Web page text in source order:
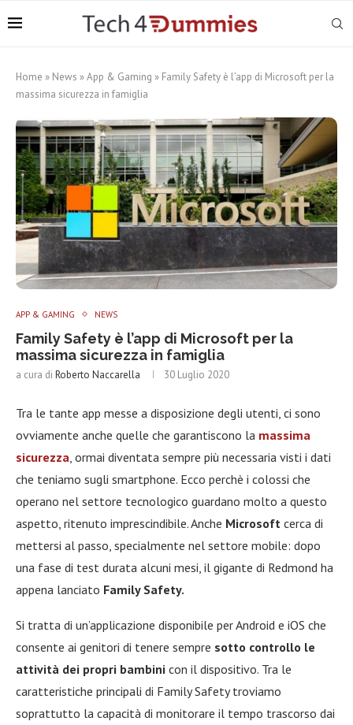
Home » News »App & Gaming » Family Safety è l’app di Microsoft per la
massima sicurezza in famiglia
APP & GAMING NEWS
Family Safety è l’app di Microsoft per la
massima sicurezza in famiglia
a cura di Roberto Naccarella 30 Luglio 2020
Tra le tante app messe a disposizione degli utenti, ci sono
ovviamente anche quelle che garantiscono la massima
sicurezza , ormai diventata sempre più necessaria visti i dati
che teniamo sugli smartphone. Ecco perchè i colossi che
operano nel settore tecnologico guardano molto a questo
aspetto, ritenuto imprescindibile. Anche Microsoft cerca di
mettersi al passo, specialmente nel settore mobile: dopo
una fase di test durata alcuni mesi, il gigante di Redmond ha
appena lanciato Family Safety.
Si tratta di un’applicazione disponibile per Android e iOS che
consente ai genitori di tenere sempre sotto controllo le
attività dei propri bambini con il dispositivo. Tra le
caratteristiche principali di Family Safety troviamo
soprattutto la capacità di monitorare il tempo trascorso dai